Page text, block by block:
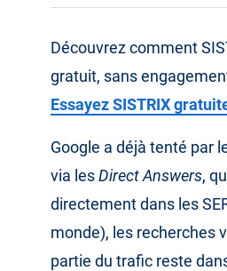
Découvrez comment
gratuit, sans
Essayez SISTRIX
Google a déjà tenté par
via lesDirect Answers,
directement dans les
monde), les recherches
partie du trafic reste